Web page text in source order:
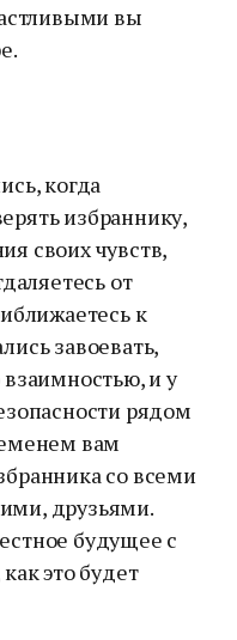
вы
когда
избраннику,
своих чувств,
от
к
завоевать,
взаимностью, и у
рядом
вам
со всеми
друзьями.
будущее с
это будет